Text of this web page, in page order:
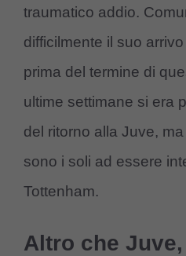
traumatico addio.
difficilmente il suo
prima del termine di
ultime settimane si era
del ritorno alla Juve,
sono i soli ad essere
Tottenham.
Altro che